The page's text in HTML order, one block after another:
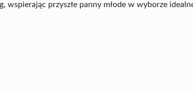
wspierając przyszłe panny młode w wyborze